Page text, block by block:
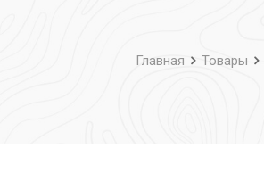
Главная Товары